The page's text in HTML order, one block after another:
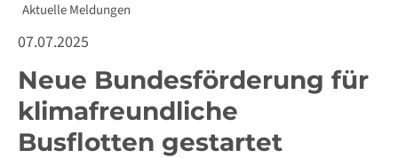
Aktuelle Meldungen
07.07.2025
Neue Bundesförderung für
klimafreundliche
Busflotten gestartet